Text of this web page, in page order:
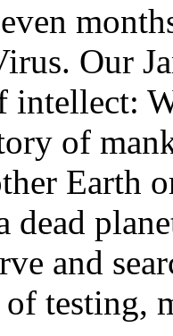
Our
of
Earth
dead
and
testing,